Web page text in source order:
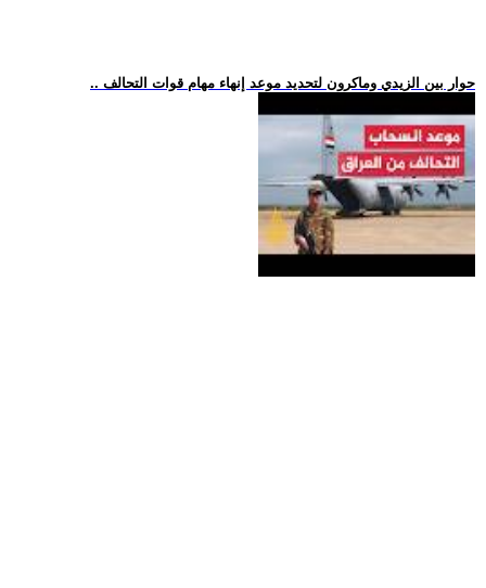
.. حوار بين الزيدي وماكرون لتحديد موعد إنهاء مهام قوات التحالف